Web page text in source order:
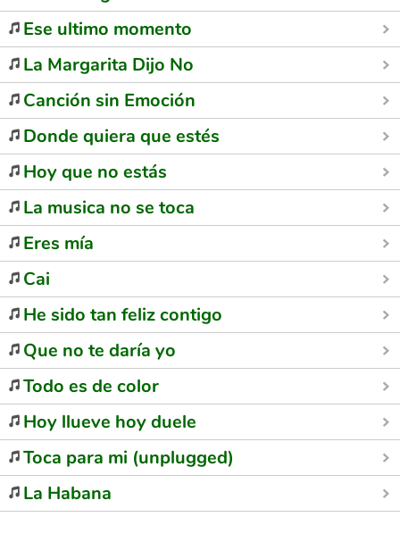
Ese ultimo momento
La Margarita Dijo No
Canción sin Emoción
Donde quiera que estés
Hoy que no estás
La musica no se toca
Eres mía
Cai
He sido tan feliz contigo
Que no te daría yo
Todo es de color
Hoy llueve hoy duele
Toca para mi (unplugged)
La Habana